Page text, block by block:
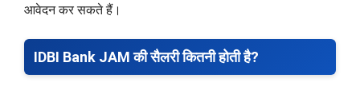
आवेदन कर सकते हैं।
IDBI Bank JAM की सैलरी कितनी होती है?